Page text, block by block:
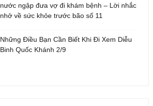
nước ngập đưa vợ đi khám bệnh – Lời nhắc
nhở về sức khỏe trước bão số 11
Những Điều Bạn Cần Biết Khi Đi Xem Diễu
Binh Quốc Khánh 2/9